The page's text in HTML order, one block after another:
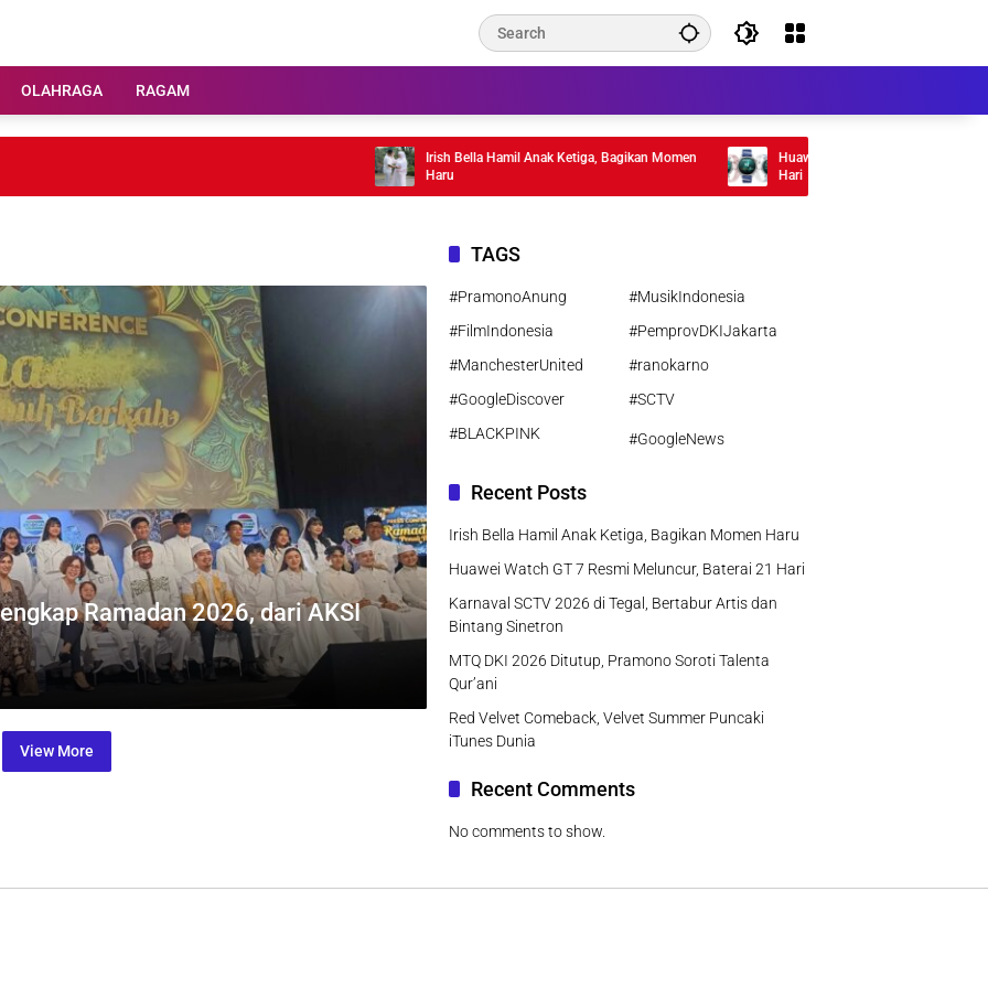
OLAHRAGA RAGAM
Irish Bella Hamil Anak Ketiga, Bagikan Momen
Haru
Huawei Watch GT 7 Resmi Meluncur,
Hari
Ramadan 2026, dari AKSI
View More
TAGS
#PramonoAnung
#MusikIndonesia
#FilmIndonesia
#PemprovDKIJakarta
#ManchesterUnited
#ranokarno
#GoogleDiscover
#SCTV
#BLACKPINK
#GoogleNews
Recent Posts
Irish Bella Hamil Anak Ketiga, Bagikan Momen Haru
Huawei Watch GT 7 Resmi Meluncur, Baterai 21 Hari
Karnaval SCTV 2026 di Tegal, Bertabur Artis dan
Bintang Sinetron
MTQ DKI 2026 Ditutup, Pramono Soroti Talenta
Qur’ani
Red Velvet Comeback, Velvet Summer Puncaki
iTunes Dunia
Recent Comments
No comments to show.